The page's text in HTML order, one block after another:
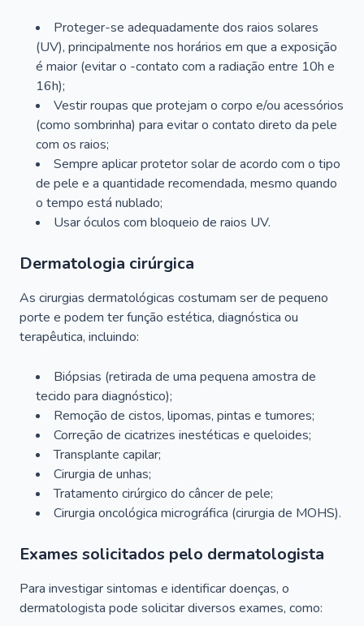
Proteger-se adequadamente dos raios solares
(UV), principalmente nos horários em que a exposição
é maior (evitar o -contato com a radiação entre 10h e
16h);
Vestir roupas que protejam o corpo e/ou acessórios
(como sombrinha) para evitar o contato direto da pele
com os raios;
Sempre aplicar protetor solar de acordo com o tipo
de pele e a quantidade recomendada, mesmo quando
o tempo está nublado;
Usar óculos com bloqueio de raios UV.
Dermatologia cirúrgica
As cirurgias dermatológicas costumam ser de pequeno
porte e podem ter função estética, diagnóstica ou
terapêutica, incluindo:
Biópsias (retirada de uma pequena amostra de
tecido para diagnóstico);
Remoção de cistos, lipomas, pintas e tumores;
Correção de cicatrizes inestéticas e queloides;
Transplante capilar;
Cirurgia de unhas;
Tratamento cirúrgico do câncer de pele;
Cirurgia oncológica micrográfica (cirurgia de MOHS).
Exames solicitados pelo dermatologista
Para investigar sintomas e identificar doenças, o
dermatologista pode solicitar diversos exames, como: